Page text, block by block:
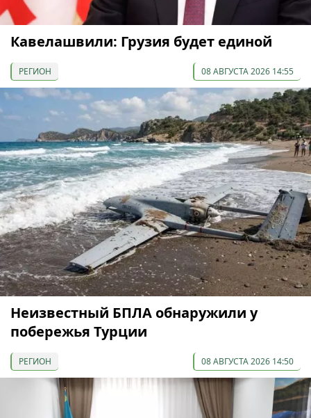
Кавелашвили: Грузия будет единой
РЕГИОН 08 АВГУСТА 2026 14:55
Неизвестный БПЛА обнаружили у
побережья Турции
РЕГИОН 08 АВГУСТА 2026 14:50